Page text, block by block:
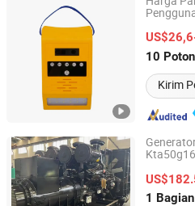
10
Kirim
Shenzhen Power-Solution Ind
Guangdong, China
1 Bagian
Shenzhen Mains Power Co.,
Guangdong, China